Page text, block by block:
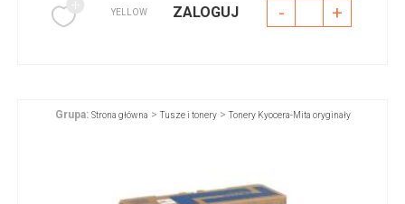
YELLOW ZALOGUJ - +
Grupa: Strona główna >Tusze i tonery>Tonery Kyocera-Mita oryginały